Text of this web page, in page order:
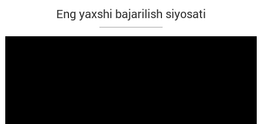
Eng yaxshi bajarilish siyosati